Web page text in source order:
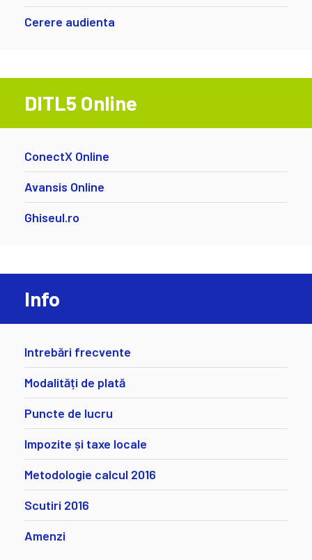
Cerere audienta
DITL5 Online
ConectX Online
Avansis Online
Ghiseul.ro
Info
Intrebări frecvente
Modalități de plată
Puncte de lucru
Impozite și taxe locale
Metodologie calcul 2016
Scutiri 2016
Amenzi